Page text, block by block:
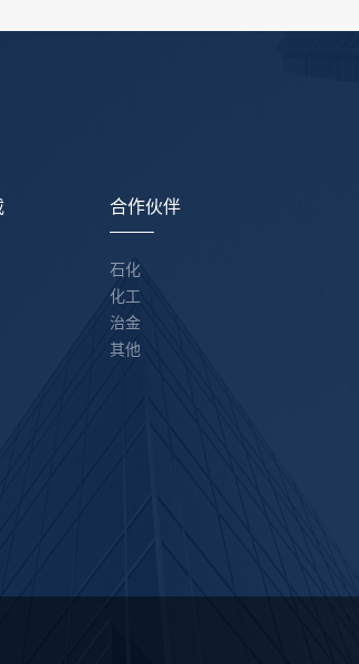
合作伙伴
石化
化工
治金
其他